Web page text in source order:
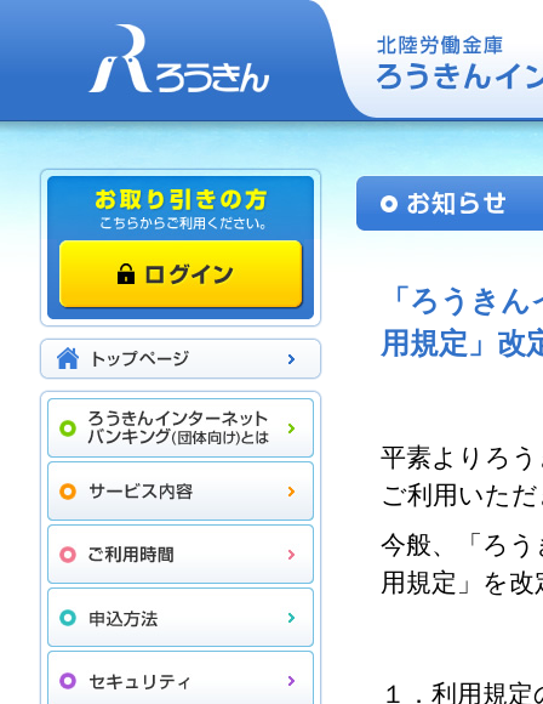
「ろうき
用規定」改
平素よりろ
ご利用いた
今般、「ろ
用規定」を
１．利用規定